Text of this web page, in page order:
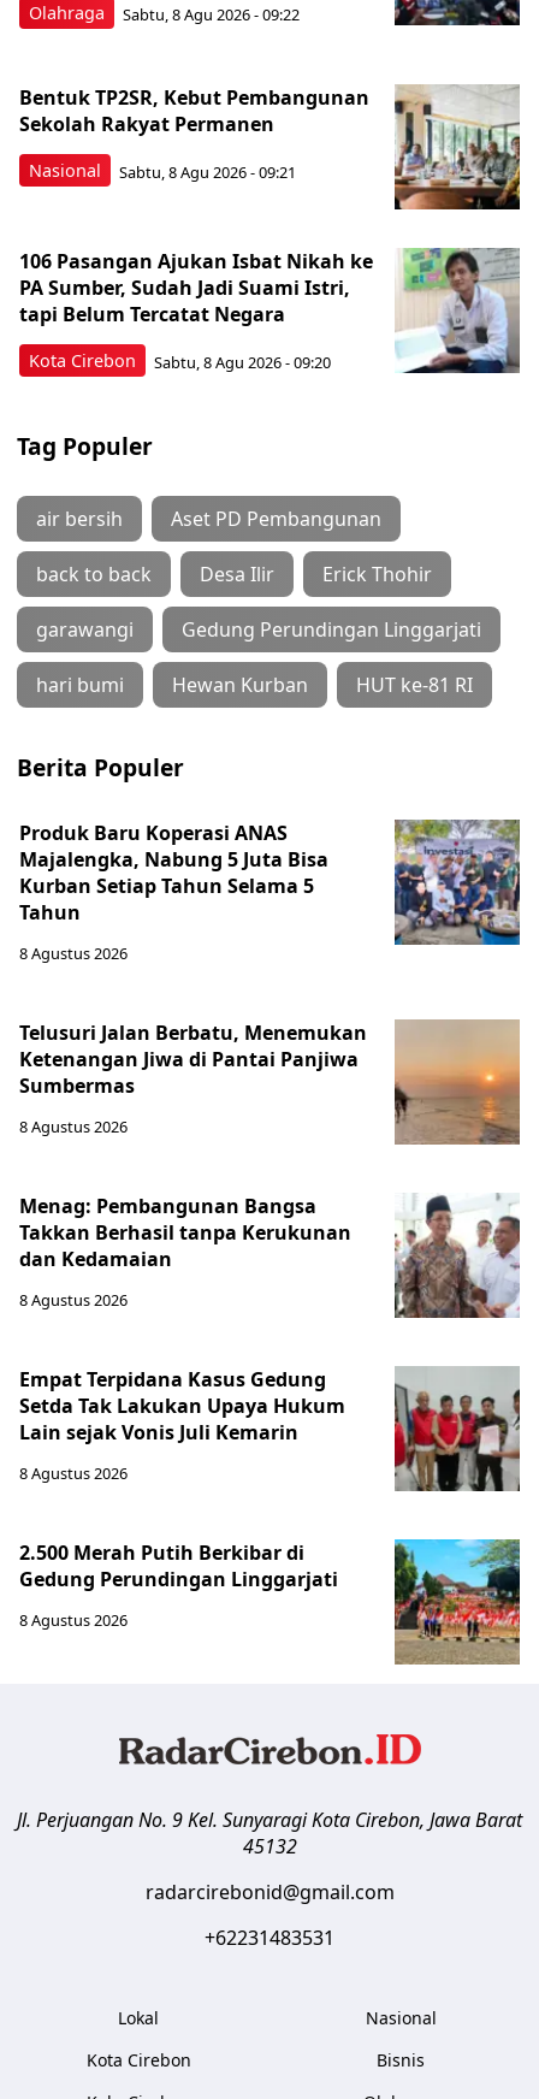
Olahraga Sabtu, 8 Agu 2026 - 09:22
Nasional
Bentuk TP2SR, Kebut Pembangunan
Sekolah Rakyat Permanen
Sabtu, 8 Agu 2026 - 09:21
Kota Cirebon
106 Pasangan Ajukan Isbat Nikah ke
PA Sumber, Sudah Jadi Suami Istri,
tapi Belum Tercatat Negara
Sabtu, 8 Agu 2026 - 09:20
Tag Populer
air bersih Aset PD Pembangunan
back to back Desa Ilir Erick Thohir
garawangi Gedung Perundingan Linggarjati
hari bumi Hewan Kurban HUT ke-81 RI
Berita Populer
Produk Baru Koperasi ANAS
Majalengka, Nabung 5 Juta Bisa
Kurban Setiap Tahun Selama 5
Tahun
8 Agustus 2026
Telusuri Jalan Berbatu, Menemukan
Ketenangan Jiwa di Pantai Panjiwa
Sumbermas
8 Agustus 2026
Menag: Pembangunan Bangsa
Takkan Berhasil tanpa Kerukunan
dan Kedamaian
8 Agustus 2026
Empat Terpidana Kasus Gedung
Setda Tak Lakukan Upaya Hukum
Lain sejak Vonis Juli Kemarin
8 Agustus 2026
2.500 Merah Putih Berkibar di
Gedung Perundingan Linggarjati
8 Agustus 2026
Jl. Perjuangan No. 9 Kel. SunyaragiKota Cirebon, Jawa Barat
45132
radarcirebonid@gmail.com
+62231483531
Lokal
Kota Cirebon
Nasional
Bisnis